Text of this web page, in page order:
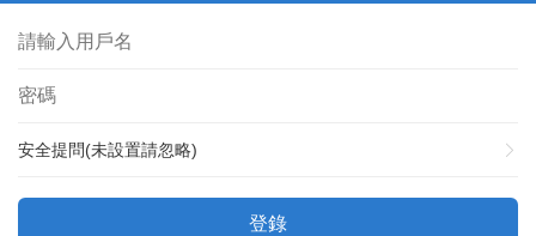
安全提問(未設置請忽略)
登錄